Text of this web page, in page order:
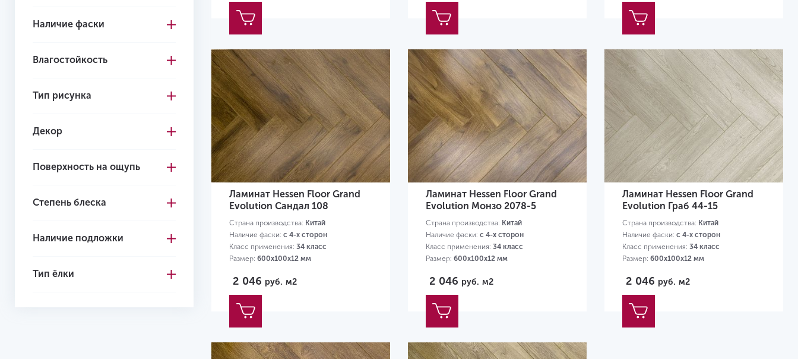
Наличие фаски
Влагостойкость
Тип рисунка
Декор
Поверхность на ощупь
Степень блеска
Наличие подложки
Тип ёлки
Ламинат Hessen Floor Grand
Evolution Сандал 108
Страна производства: Китай
Наличие фаски: с 4-х сторон
Класс применения: 34 класс
Размер: 600х100х12 мм
2 046 руб. м2
Ламинат Hessen Floor Grand
Evolution Монзо 2078-5
Страна производства: Китай
Наличие фаски: с 4-х сторон
Класс применения: 34 класс
Размер: 600х100х12 мм
2 046 руб. м2
Ламинат Hessen Floor Grand
Evolution Граб 44-15
Страна производства: Китай
Наличие фаски: с 4-х сторон
Класс применения: 34 класс
Размер: 600х100х12 мм
2 046 руб. м2